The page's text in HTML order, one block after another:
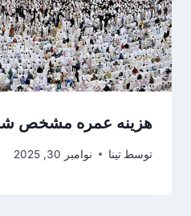
هزینه عمره مشخص شد
توسط تینا نوامبر 30, 2025